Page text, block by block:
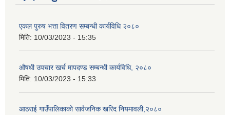
एकल पुरुष भत्ता वितरण सम्बन्धी कार्यविधि २०८०
मिति: 10/03/2023 - 15:35
औषधी उपचार खर्च मापदण्ड सम्बन्धी कार्यविधि, २०८०
मिति: 10/03/2023 - 15:33
आठराई गाउँपालिकाको सार्वजनिक खरिद नियमावली,२०८०